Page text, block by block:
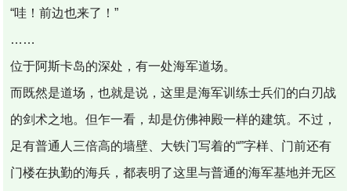
“哇！前边也来了！”
……
位于阿斯卡岛的深处，有一处海军道场。
而既然是道场，也就是说，这里是海军训练士兵们的白刃战
的剑术之地。但乍一看，却是仿佛神殿一样的建筑。不过，
足有普通人三倍高的墙壁、大铁门写着的“”字样、门前还有
门楼在执勤的海兵，都表明了这里与普通的海军基地并无区